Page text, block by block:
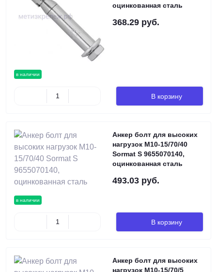
в наличии
оцинкованная сталь
368.29 руб.
В корзину
в наличии
Анкер болт для высоких
нагрузок М10-15/70/40
Sormat S 9655070140,
оцинкованная сталь
493.03 руб.
В корзину
Анкер болт для высоких
нагрузок М10-15/70/5